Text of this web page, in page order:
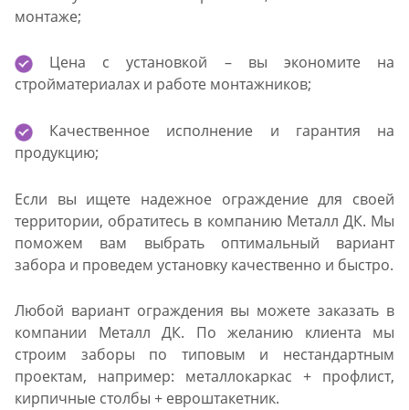
монтаже;
Цена с установкой – вы экономите на
стройматериалах и работе монтажников;
Качественное исполнение и гарантия на
продукцию;
Если вы ищете надежное ограждение для своей
территории, обратитесь в компанию Металл ДК. Мы
поможем вам выбрать оптимальный вариант
забора и проведем установку качественно и быстро.
Любой вариант ограждения вы можете заказать в
компании Металл ДК. По желанию клиента мы
строим заборы по типовым и нестандартным
проектам, например: металлокаркас + профлист,
кирпичные столбы + евроштакетник.